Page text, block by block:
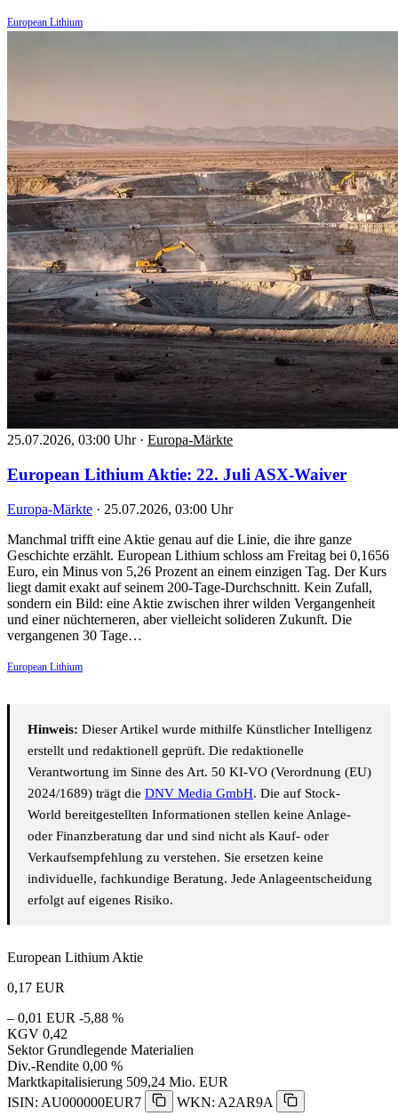
European Lithium
25.07.2026, 03:00 Uhr · Europa-Märkte
European Lithium Aktie: 22. Juli ASX-Waiver
Europa-Märkte · 25.07.2026, 03:00 Uhr
Manchmal trifft eine Aktie genau auf die Linie, die ihre ganze
Geschichte erzählt. European Lithium schloss am Freitag bei 0,1656
Euro, ein Minus von 5,26 Prozent an einem einzigen Tag. Der Kurs
liegt damit exakt auf seinem 200-Tage-Durchschnitt. Kein Zufall,
sondern ein Bild: eine Aktie zwischen ihrer wilden Vergangenheit
und einer nüchterneren, aber vielleicht solideren Zukunft. Die
vergangenen 30 Tage…
European Lithium
Hinweis: Dieser Artikel wurde mithilfe Künstlicher Intelligenz
erstellt und redaktionell geprüft. Die redaktionelle
Verantwortung im Sinne des Art. 50 KI-VO (Verordnung (EU)
2024/1689) trägt die DNV Media GmbH. Die auf Stock-
World bereitgestellten Informationen stellen keine Anlage-
oder Finanzberatung dar und sind nicht als Kauf- oder
Verkaufsempfehlung zu verstehen. Sie ersetzen keine
individuelle, fachkundige Beratung. Jede Anlageentscheidung
erfolgt auf eigenes Risiko.
European Lithium Aktie
0,17 EUR
– 0,01 EUR -5,88 %
KGV 0,42
Sektor Grundlegende Materialien
Div.-Rendite 0,00 %
Marktkapitalisierung 509,24 Mio. EUR
ISIN: AU000000EUR7
WKN: A2AR9A